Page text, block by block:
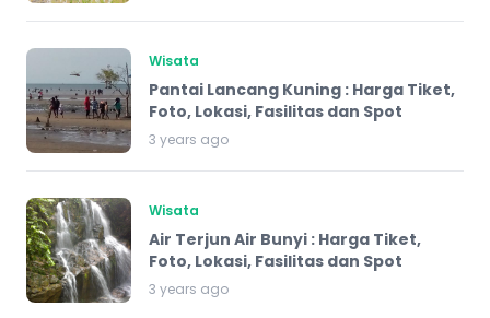
Wisata
Pantai Lancang Kuning : Harga Tiket,
Foto, Lokasi, Fasilitas dan Spot
3 years ago
Wisata
Air Terjun Air Bunyi : Harga Tiket,
Foto, Lokasi, Fasilitas dan Spot
3 years ago